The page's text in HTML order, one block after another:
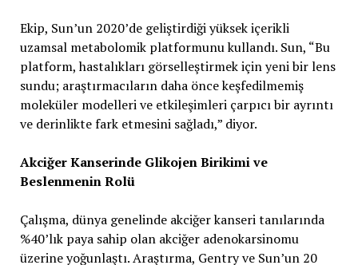
Ekip, Sun’un 2020’de geliştirdiği yüksek içerikli
uzamsal metabolomik platformunu kullandı. Sun, “Bu
platform, hastalıkları görselleştirmek için yeni bir lens
sundu; araştırmacıların daha önce keşfedilmemiş
moleküler modelleri ve etkileşimleri çarpıcı bir ayrıntı
ve derinlikte fark etmesini sağladı,” diyor.
Akciğer Kanserinde Glikojen Birikimi ve
Beslenmenin Rolü
Çalışma, dünya genelinde akciğer kanseri tanılarında
%40’lık paya sahip olan akciğer adenokarsinomu
üzerine yoğunlaştı. Araştırma, Gentry ve Sun’un 20